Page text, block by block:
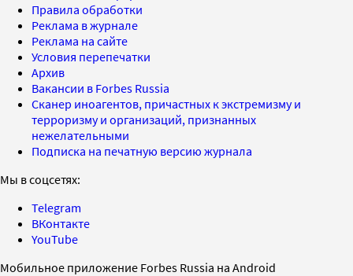
Правила обработки
Реклама в журнале
Реклама на сайте
Условия перепечатки
Архив
Вакансии в Forbes Russia
Сканер иноагентов, причастных к экстремизму и
терроризму и организаций, признанных
нежелательными
Подписка на печатную версию журнала
Мы в соцсетях:
Telegram
ВКонтакте
YouTube
Мобильное приложение Forbes Russia на Android